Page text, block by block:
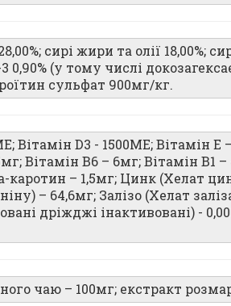
сирі жири та олії 18,00%;
0,90% (у тому числі
сульфат 900мг/кг.
Вітамін D3 - 1500ME; Вітамін
Вітамін В6 – 6мг; Вітамін В1
каротин – 1,5мг; Цинк (Хелат
– 64,6мг; Залізо (Хелат
дріжджі інактивовані) -
чаю – 100мг; екстракт